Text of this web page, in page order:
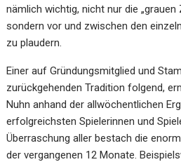
nämlich wichtig, nicht nur die „grauen
sondern vor und zwischen den
zu plaudern.
Einer auf Gründungsmitglied und
zurückgehenden Tradition folgend,
Nuhn anhand der allwöchentlichen
erfolgreichsten Spielerinnen und
Überraschung aller bestach die
der vergangenen 12 Monate.